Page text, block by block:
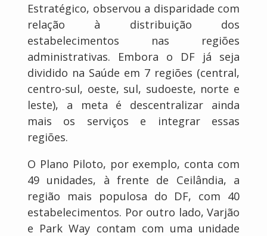
Estratégico, observou a disparidade com
relação à distribuição dos
estabelecimentos nas regiões
administrativas. Embora o DF já seja
dividido na Saúde em 7 regiões (central,
centro-sul, oeste, sul, sudoeste, norte e
leste), a meta é descentralizar ainda
mais os serviços e integrar essas
regiões.
O Plano Piloto, por exemplo, conta com
49 unidades, à frente de Ceilândia, a
região mais populosa do DF, com 40
estabelecimentos. Por outro lado, Varjão
e Park Way contam com uma unidade